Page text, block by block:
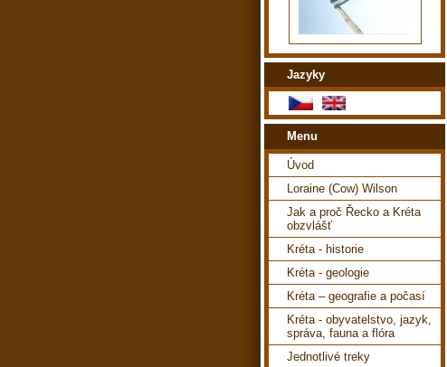
Jazyky
Menu
Úvod
Loraine (Cow) Wilson
Jak a proč Řecko a Kréta
obzvlášť
Kréta - historie
Kréta - geologie
Kréta – geografie a počasí
Kréta - obyvatelstvo, jazyk,
správa, fauna a flóra
Jednotlivé treky